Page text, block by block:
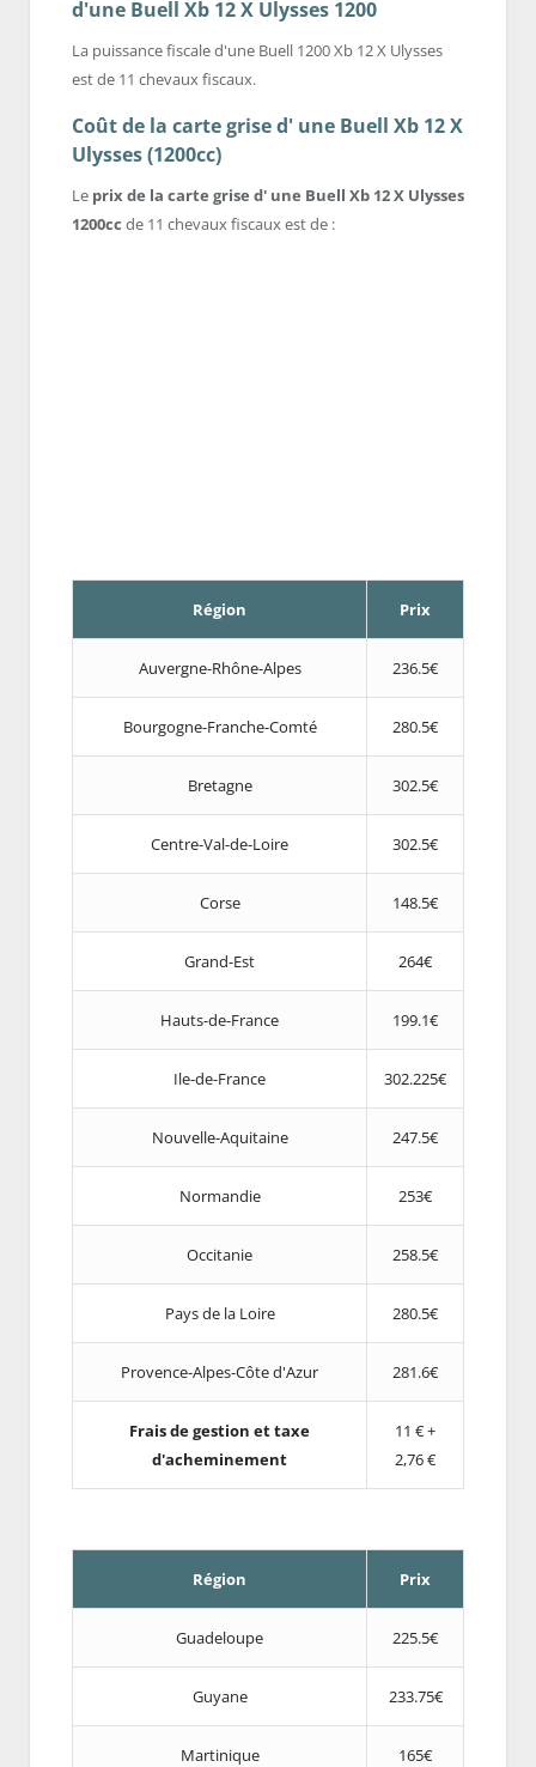
d'une Buell Xb 12 X Ulysses 1200
La puissance fiscale d'une Buell 1200 Xb 12 X Ulysses
est de 11 chevaux fiscaux.
Coût de la carte grise d' une Buell Xb 12 X
Ulysses (1200cc)
Le prix de la carte grise d' une Buell Xb 12 X Ulysses
1200cc de 11 chevaux fiscaux est de :
Région Prix
Auvergne-Rhône-Alpes 236.5€
Bourgogne-Franche-Comté 280.5€
Bretagne 302.5€
Centre-Val-de-Loire 302.5€
Corse 148.5€
Grand-Est 264€
Hauts-de-France 199.1€
Ile-de-France 302.225€
Nouvelle-Aquitaine 247.5€
Normandie 253€
Occitanie 258.5€
Pays de la Loire 280.5€
Provence-Alpes-Côte d'Azur 281.6€
Frais de gestion et taxe
d'acheminement
11 € +
2,76 €
Région Prix
Guadeloupe 225.5€
Guyane 233.75€
Martinique 165€